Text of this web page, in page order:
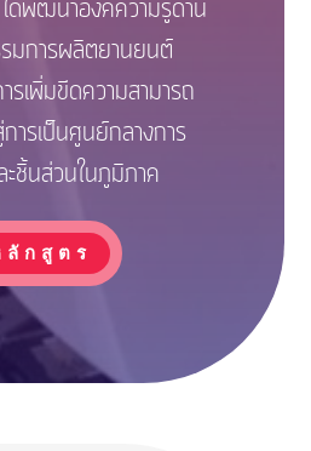
ด้พัฒนาองค์ความรู้ด้าน
รมการผลิตยานยนต์
รเพิ่มขีดความสามารถ
ารเป็นศูนย์กลางการ
ชิ้นส่วนในภูมิภาค
ลักสูตร